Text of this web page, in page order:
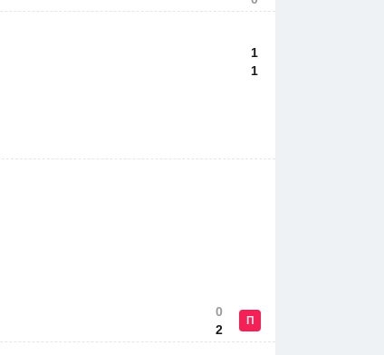
1
1
0
2
П